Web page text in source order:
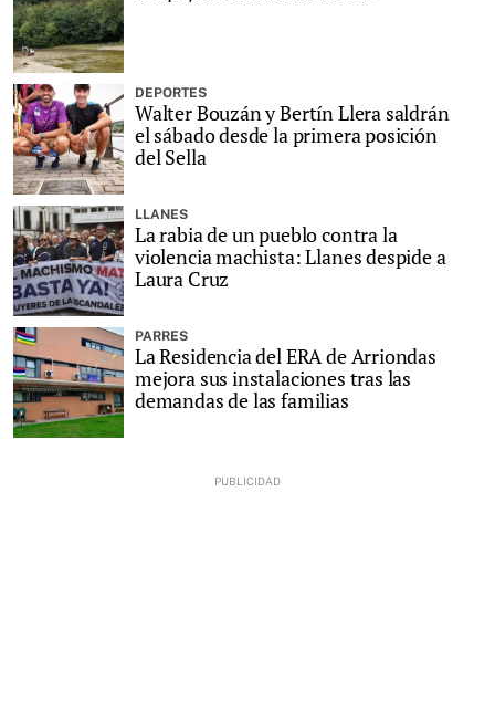
DEPORTES
Walter Bouzán y Bertín Llera saldrán
el sábado desde la primera posición
del Sella
LLANES
La rabia de un pueblo contra la
violencia machista: Llanes despide a
Laura Cruz
PARRES
La Residencia del ERA de Arriondas
mejora sus instalaciones tras las
demandas de las familias